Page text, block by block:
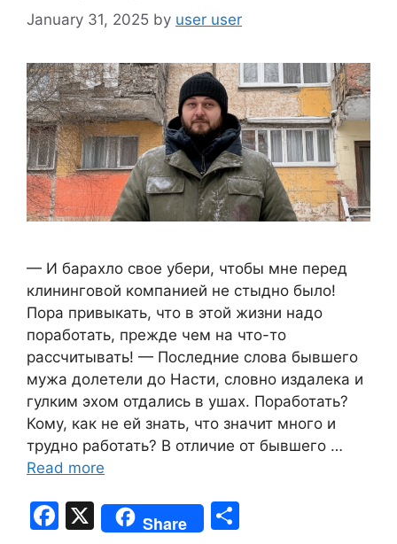
January 31, 2025 by user user
— И барахло свое убери, чтобы мне перед
клининговой компанией не стыдно было!
Пора привыкать, что в этой жизни надо
поработать, прежде чем на что-то
рассчитывать! — Последние слова бывшего
мужа долетели до Насти, словно издалека и
гулким эхом отдались в ушах. Поработать?
Кому, как не ей знать, что значит много и
трудно работать? В отличие от бывшего …
Read more
F
X Share